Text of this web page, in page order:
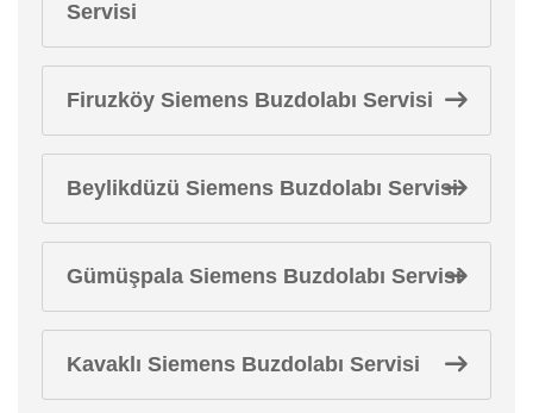
Servisi
Firuzköy Siemens Buzdolabı Servisi
Beylikdüzü Siemens Buzdolabı Servisi
Gümüşpala Siemens Buzdolabı Servisi
Kavaklı Siemens Buzdolabı Servisi